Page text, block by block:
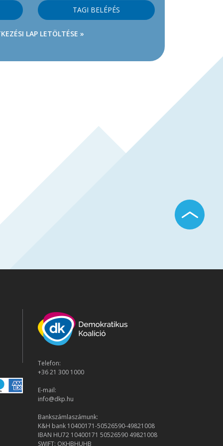
TAGI BELÉPÉS
LAP LETÖLTÉSE »
Telefon:
+36 21 300 1000
E-mail:
info@dkp.hu
Bankszámlaszámunk:
K&H bank 10400171-50526590-49821008
IBAN HU72 10400171 50526590 49821008
SWIFT: OKHBHUHB